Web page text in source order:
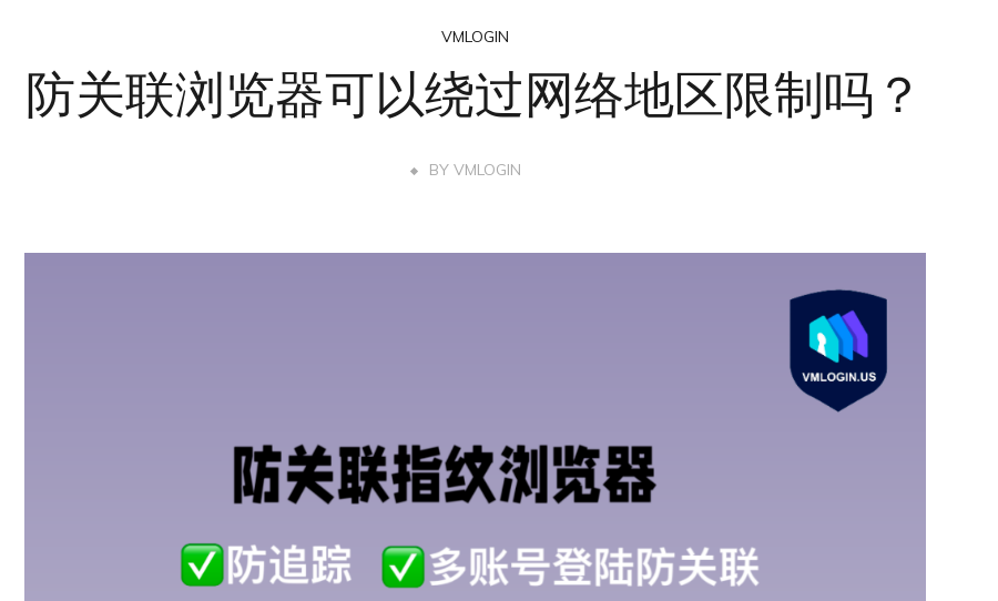
VMLOGIN
防关联浏览器可以绕过网络地区限制吗？
BY VMLOGIN